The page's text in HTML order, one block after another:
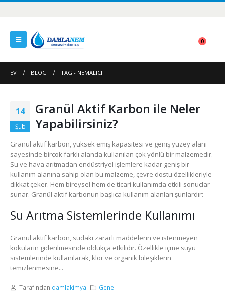
0
EV BLOG TAG - NEMALICI
14
Şub
Granül Aktif Karbon ile Neler
Yapabilirsiniz?
Granül aktif karbon, yüksek emiş kapasitesi ve geniş yüzey alanı
sayesinde birçok farklı alanda kullanılan çok yönlü bir malzemedir.
Su ve hava arıtmadan endüstriyel işlemlere kadar geniş bir
kullanım alanına sahip olan bu malzeme, çevre dostu özellikleriyle
dikkat çeker. Hem bireysel hem de ticari kullanımda etkili sonuçlar
sunar. Granül aktif karbonun başlıca kullanım alanları şunlardır:
Su Arıtma Sistemlerinde Kullanımı
Granül aktif karbon, sudaki zararlı maddelerin ve istenmeyen
kokuların giderilmesinde oldukça etkilidir. Özellikle içme suyu
sistemlerinde kullanılarak, klor ve organik bileşiklerin
temizlenmesine...
Tarafından damlakimya
Genel